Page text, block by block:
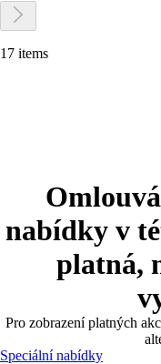
17 items
nabídky v
platná,
Pro zobrazení platných
Speciální nabídky